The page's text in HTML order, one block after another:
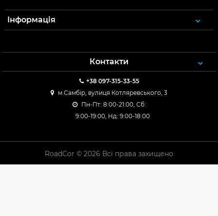
Інформація
Контакти
+38 097-315-33-55
м.Самбір, вулиця Котляревського, 3
Пн-Пт: 8:00-21:00, Сб:
9:00-19:00, Нд: 9:00-18:00
RoadCor © 2026 Всі права захищено